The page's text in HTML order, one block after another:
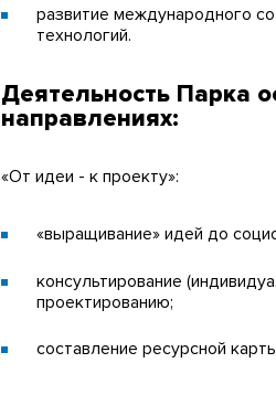
развитие международного
технологий.
Деятельность Парка
направлениях:
«От идеи - к проекту»:
«выращивание» идей до
консультирование
проектированию;
составление ресурсной